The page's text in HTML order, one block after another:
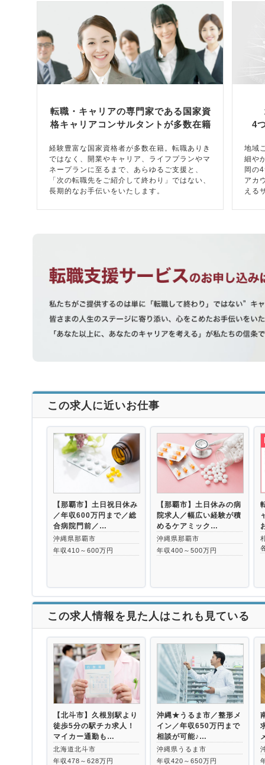
転職・キャリアの専門家である国家資
格キャリアコンサルタントが多数在籍
経験豊富な国家資格者が多数在籍。転職ありき
ではなく、開業やキャリア、ライフプランやマ
ネープランに至るまで、あらゆるご支援と、
「次の転職先をご紹介して終わり」ではない、
長期的なお手伝いをいたします。
4
地域
細や
岡の
アカ
える
この求人に近いお仕事
【那覇市】土日祝日休み
／年収600万円まで／総
合病院門前／…
沖縄県那覇市
年収410～600万円
【那覇市】土日休みの病
院求人／幅広い経験が積
めるケアミック…
沖縄県那覇市
年収400～500万円
この求人情報を見た人はこれも見ている
【北斗市】久根別駅より
徒歩5分の駅チカ求人！
マイカー通勤も…
北海道北斗市
年収478～628万円
沖縄★うるま市／整形メ
イン／年収650万円まで
相談が可能♪…
沖縄県うるま市
年収420～650万円